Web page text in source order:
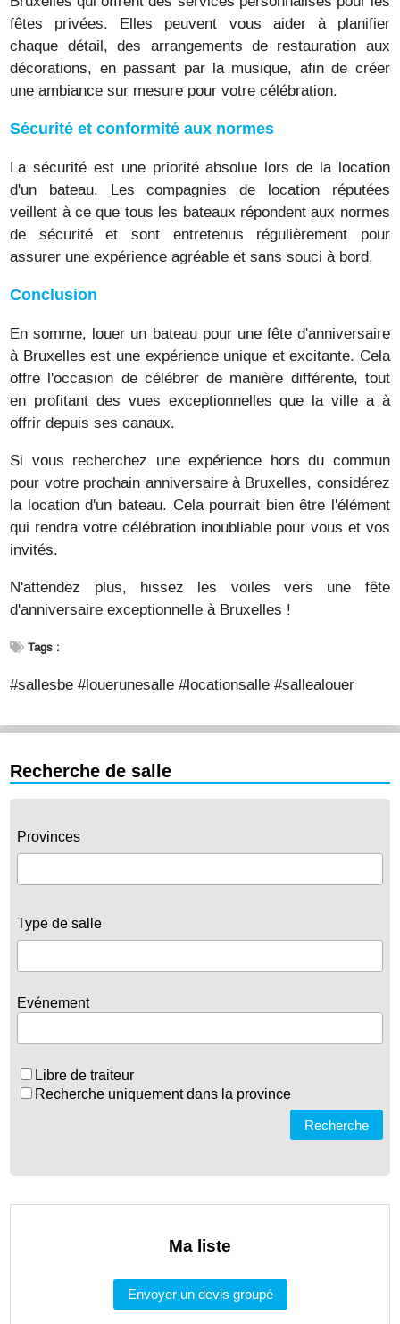
fêtes privées. Elles peuvent vous aider à planifier
chaque détail, des arrangements de restauration aux
décorations, en passant par la musique, afin de créer
une ambiance sur mesure pour votre célébration.
Sécurité et conformité aux normes
La sécurité est une priorité absolue lors de la location
d'un bateau. Les compagnies de location réputées
veillent à ce que tous les bateaux répondent aux normes
de sécurité et sont entretenus régulièrement pour
assurer une expérience agréable et sans souci à bord.
Conclusion
En somme, louer un bateau pour une fête d'anniversaire
à Bruxelles est une expérience unique et excitante. Cela
offre l'occasion de célébrer de manière différente, tout
en profitant des vues exceptionnelles que la ville a à
offrir depuis ses canaux.
Si vous recherchez une expérience hors du commun
pour votre prochain anniversaire à Bruxelles, considérez
la location d'un bateau. Cela pourrait bien être l'élément
qui rendra votre célébration inoubliable pour vous et vos
invités.
N'attendez plus, hissez les voiles vers une fête
d'anniversaire exceptionnelle à Bruxelles !
Tags :
#sallesbe #louerunesalle #locationsalle #sallealouer
Recherche de salle
Provinces
Type de salle
Evénement
Libre de traiteur
Recherche uniquement dans la province
Recherche
Ma liste
Envoyer un devis groupé